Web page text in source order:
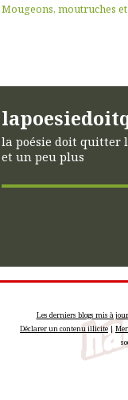
Mougeons, moutruches
la poésie doit quitter
et un peu plus
Les derniers blogs mis à jour
Déclarer un contenu illicite|